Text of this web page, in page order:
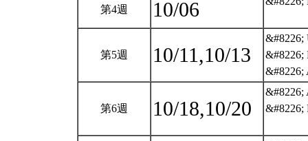
第4週 10/06
第5週 10/11,10/13
&#8226;
&#8226;
&#8226;
第6週 10/18,10/20
&#8226;
&#8226;